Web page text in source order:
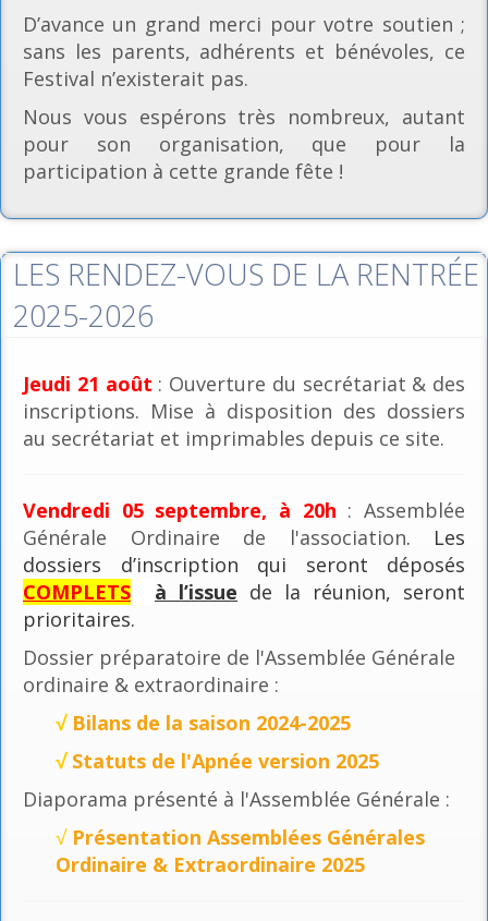
D’avance un grand merci pour votre soutien ;
sans les parents, adhérents et bénévoles, ce
Festival n’existerait pas.
Nous vous espérons très nombreux, autant
pour son organisation, que pour la
participation à cette grande fête !
LES RENDEZ-VOUS DE LA RENTRÉE
2025-2026
Jeudi 21 août : Ouverture du secrétariat & des
inscriptions. Mise à disposition des dossiers
au secrétariat et imprimables depuis ce site.
Vendredi 05 septembre, à 20h : Assemblée
Générale Ordinaire de l'association. Les
dossiers d’inscription qui seront déposés
COMPLETS
à l’issue de la réunion, seront
prioritaires.
Dossier préparatoire de l'Assemblée Générale
ordinaire & extraordinaire :
√ Bilans de la saison 2024-2025
√ Statuts de l'Apnée version 2025
Diaporama présenté à l'Assemblée Générale :
√ Présentation Assemblées Générales
Ordinaire & Extraordinaire 2025